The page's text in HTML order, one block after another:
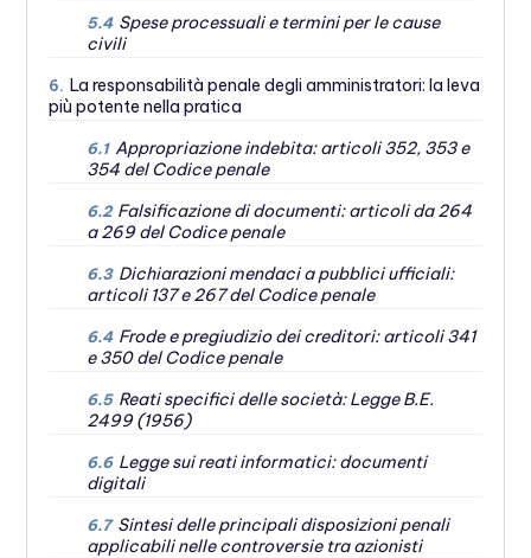
5.4 Spese processuali e termini per le cause
civili
6. La responsabilità penale degli amministratori: la leva
più potente nella pratica
6.1 Appropriazione indebita: articoli 352, 353 e
354 del Codice penale
6.2 Falsificazione di documenti: articoli da 264
a 269 del Codice penale
6.3 Dichiarazioni mendaci a pubblici ufficiali:
articoli 137 e 267 del Codice penale
6.4 Frode e pregiudizio dei creditori: articoli 341
e 350 del Codice penale
6.5 Reati specifici delle società: Legge B.E.
2499 (1956)
6.6 Legge sui reati informatici: documenti
digitali
6.7 Sintesi delle principali disposizioni penali
applicabili nelle controversie tra azionisti